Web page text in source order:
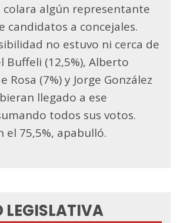
colara algún representante
candidatos a concejales.
no estuvo ni cerca de
Buffeli (12,5%), Alberto
Rosa (7%) y Jorge González
llegado a ese
todos sus votos.
el 75,5%, apabulló.
LEGISLATIVA